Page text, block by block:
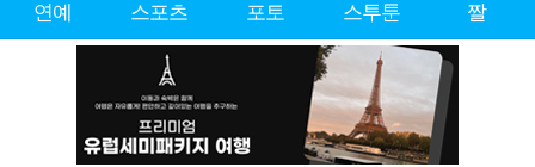
연예 스포츠 포토 스투툰 짤